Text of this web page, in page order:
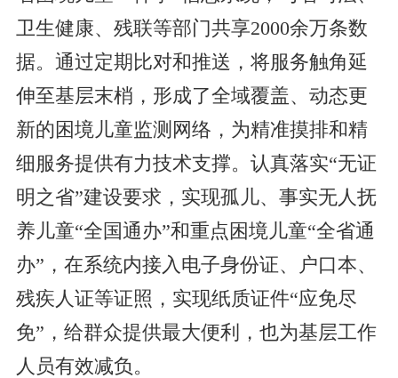
卫生健康、残联等部门共享2000余万条数
据。通过定期比对和推送，将服务触角延
伸至基层末梢，形成了全域覆盖、动态更
新的困境儿童监测网络，为精准摸排和精
细服务提供有力技术支撑。认真落实“无证
明之省”建设要求，实现孤儿、事实无人抚
养儿童“全国通办”和重点困境儿童“全省通
办”，在系统内接入电子身份证、户口本、
残疾人证等证照，实现纸质证件“应免尽
免”，给群众提供最大便利，也为基层工作
人员有效减负。